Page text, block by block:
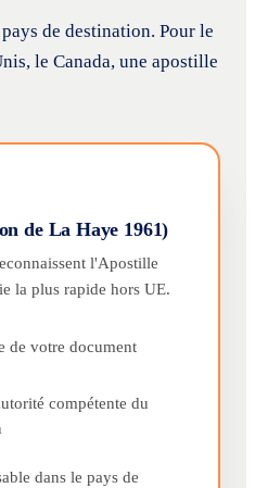
de destination. Pour le
le Canada, une apostille
de La Haye 1961)
l'Apostille
la plus rapide hors UE.
de votre document
compétente du
dans le pays de